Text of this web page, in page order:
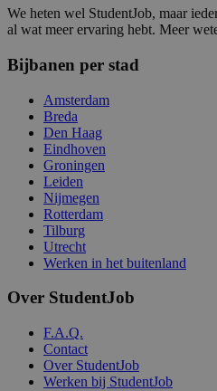
We heten wel StudentJob, maar
al wat meer ervaring hebt. Meer
Bijbanen per stad
Amsterdam
Breda
Den Haag
Eindhoven
Groningen
Leiden
Nijmegen
Rotterdam
Tilburg
Utrecht
Werken in het buitenland
Over StudentJob
F.A.Q.
Contact
Over StudentJob
Werken bij StudentJob